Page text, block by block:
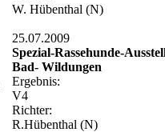
W. Hübenthal (N)
25.07.2009
Spezial-Rassehunde-
Bad- Wildungen
Ergebnis:
V4
Richter:
R.Hübenthal (N)